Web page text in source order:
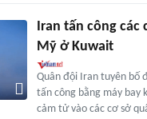
Iran tấn công các
Mỹ ở Kuwait
Quân đội Iran tuyên bố
tấn công bằng máy bay
cảm tử vào các cơ sở